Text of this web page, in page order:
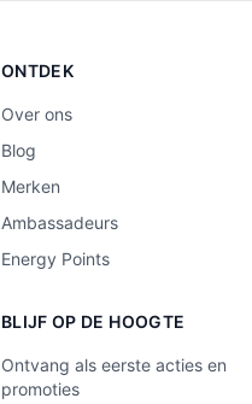
ONTDEK
Over ons
Blog
Merken
Ambassadeurs
Energy Points
BLIJF OP DE HOOGTE
Ontvang als eerste acties en
promoties